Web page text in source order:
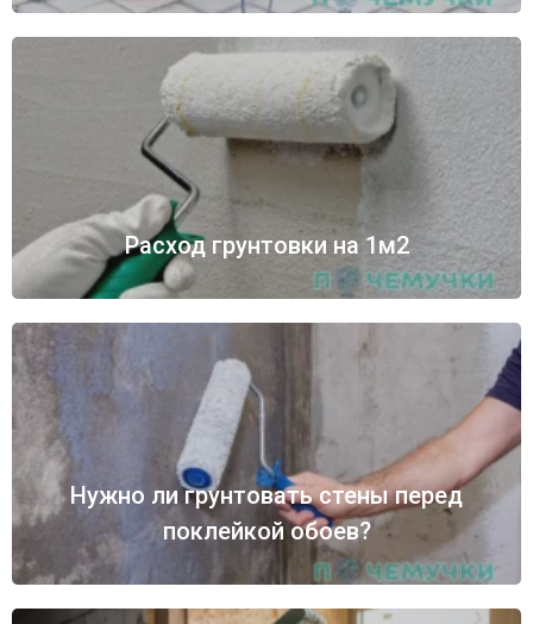
Расход грунтовки на 1м2
Нужно ли грунтовать стены перед
поклейкой обоев?